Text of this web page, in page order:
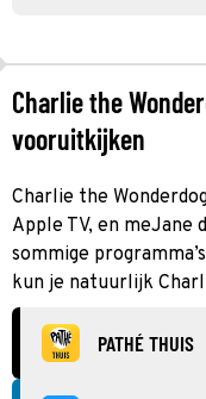
Charlie the
vooruitkijken
Charlie the
Apple TV, en
sommige
kun je natuurlijk
PATHÉ THUIS